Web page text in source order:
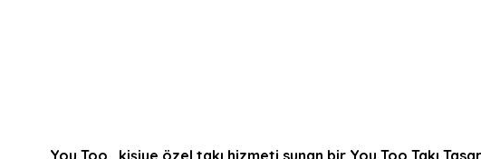
You Too, kişiye özel takı hizmeti sunan bir You Too Takı